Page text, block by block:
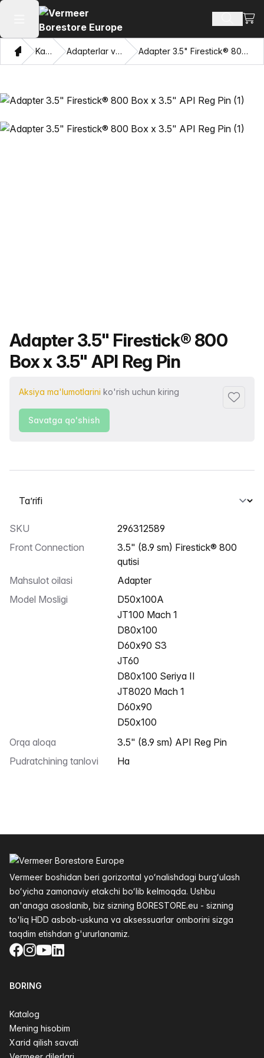
Asosiy menyuni ochish
Bosh sahifa
Katalog Adapterlar va Pulling Eyes Adapter 3.5" Firestick® 800 Box x 3.5" API Reg Pin
Mahsulot nomi
Adapter 3.5" Firestick® 800
Box x 3.5" API Reg Pin
Aksiya ma'lumotlarini ko'rish uchun kiring
Savatga qo'shish
Yorliqni tanlash
SKU
296312589
Front Connection
3.5" (8.9 sm) Firestick® 800
qutisi
Mahsulot oilasi
Adapter
Model Mosligi
D50x100A
JT100 Mach 1
D80x100
D60x90 S3
JT60
D80x100 Seriya II
JT8020 Mach 1
D60x90
D50x100
Orqa aloqa
3.5" (8.9 sm) API Reg Pin
Pudratchining tanlovi
Ha
Vermeer boshidan beri gorizontal yoʻnalishdagi burgʻulash
boʻyicha zamonaviy etakchi boʻlib kelmoqda. Ushbu
an'anaga asoslanib, biz sizning BORESTORE.eu - sizning
to'liq HDD asbob-uskuna va aksessuarlar omborini sizga
taqdim etishdan g'ururlanamiz.
Facebook
Instagram
YouTube
LinkedIn
BORING
Katalog
Mening hisobim
Xarid qilish savati